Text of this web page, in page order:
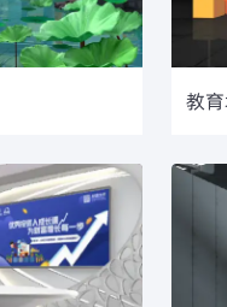
教